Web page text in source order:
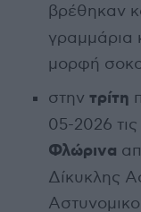
βρέθηκαν
γραμμάρια
μορφή
στην τρίτη
05-2026
Φλώρινα
Δίκυκλης